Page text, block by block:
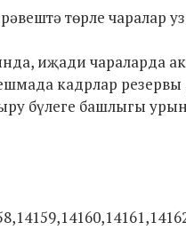
төрле чаралар
иҗади чараларда
кадрлар
бүлеге башлыгы